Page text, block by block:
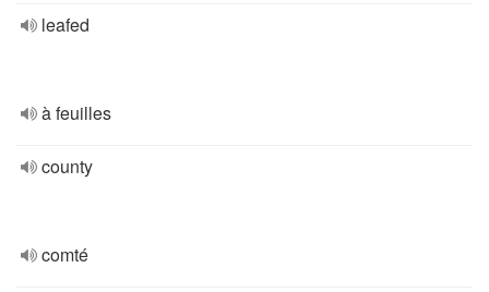
leafed
à feuilles
county
comté